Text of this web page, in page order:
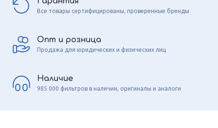
Все товары сертифицированы, проверенные бренды
Опт и розница
Продажа для юридических и физических лиц
Наличие
985 000 фильтров в наличии, оригиналы и аналоги